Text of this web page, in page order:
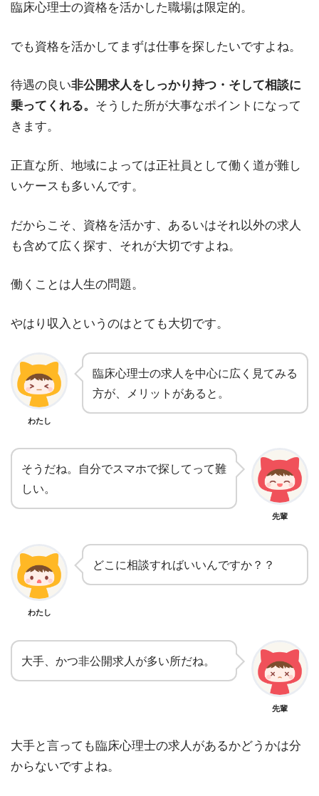
臨床心理士の資格を活かした職場は限定的。
でも資格を活かしてまずは仕事を探したいですよね。
待遇の良い非公開求人をしっかり持つ・そして相談に
乗ってくれる。 そうした所が大事なポイントになって
きます。
正直な所、地域によっては正社員として働く道が難し
いケースも多いんです。
だからこそ、資格を活かす、あるいはそれ以外の求人
も含めて広く探す、それが大切ですよね。
働くことは人生の問題。
やはり収入というのはとても大切です。
わたし
臨床心理士の求人を中心に広く見てみる
方が、メリットがあると。
そうだね。自分でスマホで探してって難
しい。
先輩
わたし
どこに相談すればいいんですか？？
大手、かつ非公開求人が多い所だね。
先輩
大手と言っても臨床心理士の求人があるかどうかは分
からないですよね。